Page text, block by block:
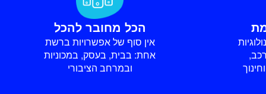
הכל מחובר להכל
אין סוף של אפשרויות ברשת
אחת: בבית, בעסק, במכוניות
ובמרחב הציבורי